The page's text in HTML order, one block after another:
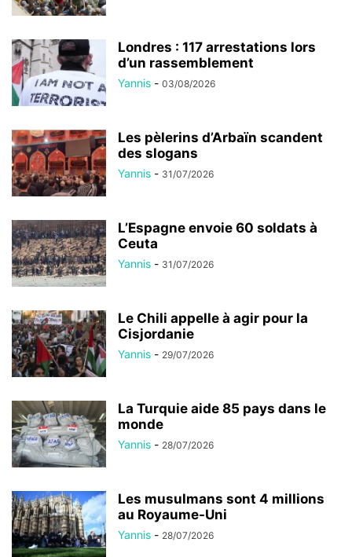
Londres : 117 arrestations lors
d’un rassemblement
Yannis - 03/08/2026
Les pèlerins d’Arbaïn scandent
des slogans
Yannis - 31/07/2026
L’Espagne envoie 60 soldats à
Ceuta
Yannis - 31/07/2026
Le Chili appelle à agir pour la
Cisjordanie
Yannis - 29/07/2026
La Turquie aide 85 pays dans le
monde
Yannis - 28/07/2026
Les musulmans sont 4 millions
au Royaume-Uni
Yannis - 28/07/2026